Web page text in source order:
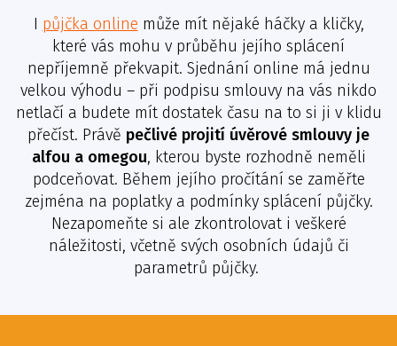
I půjčka online může mít nějaké háčky a kličky,
které vás mohu v průběhu jejího splácení
nepříjemně překvapit. Sjednání online má jednu
velkou výhodu – při podpisu smlouvy na vás nikdo
netlačí a budete mít dostatek času na to si ji v klidu
přečíst. Právě pečlivé projití úvěrové smlouvy je
alfou a omegou, kterou byste rozhodně neměli
podceňovat. Během jejího pročítání se zaměřte
zejména na poplatky a podmínky splácení půjčky.
Nezapomeňte si ale zkontrolovat i veškeré
náležitosti, včetně svých osobních údajů či
parametrů půjčky.